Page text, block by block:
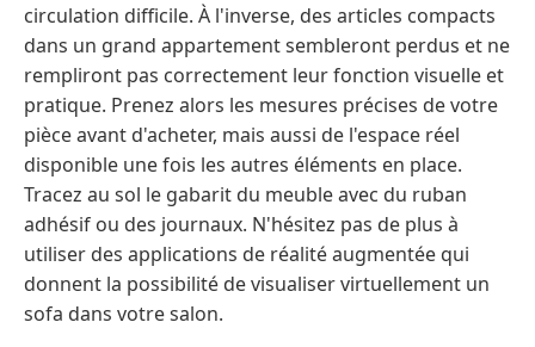
circulation difficile. À l'inverse, des articles compacts
dans un grand appartement sembleront perdus et ne
rempliront pas correctement leur fonction visuelle et
pratique. Prenez alors les mesures précises de votre
pièce avant d'acheter, mais aussi de l'espace réel
disponible une fois les autres éléments en place.
Tracez au sol le gabarit du meuble avec du ruban
adhésif ou des journaux. N'hésitez pas de plus à
utiliser des applications de réalité augmentée qui
donnent la possibilité de visualiser virtuellement un
sofa dans votre salon.